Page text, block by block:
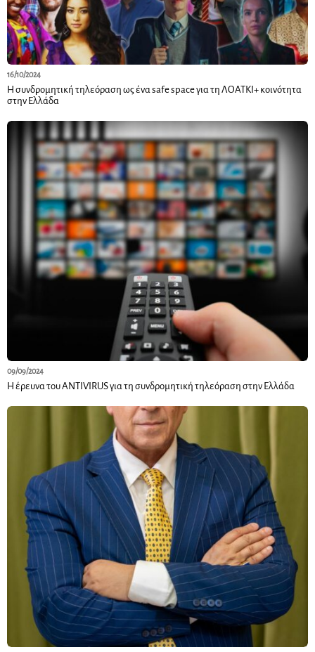
16/10/2024
Η συνδρομητική τηλεόραση ως ένα safe space για τη ΛΟΑΤΚΙ+ κοινότητα
στην Ελλάδα
09/09/2024
Η έρευνα του ANTIVIRUS για τη συνδρομητική τηλεόραση στην Ελλάδα